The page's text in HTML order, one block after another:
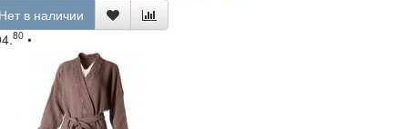
в наличии
80 •